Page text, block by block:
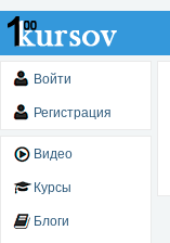
Войти
Регистрация
Видео
Курсы
Блоги